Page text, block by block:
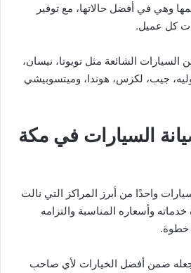
وهي في أفضل حالاتها، مع توفير
كل عميل.
الشائعة مثل تويوتا، نيسان،
جيب، لكزس، هوندا، وميتسوبيشي
السيارات في مكة
واحدًا من أبرز المراكز التي نالت
وأسعاره المناسبة والتزامه
خطوة.
تجعله ضمن أفضل الخيارات لأي صاحب